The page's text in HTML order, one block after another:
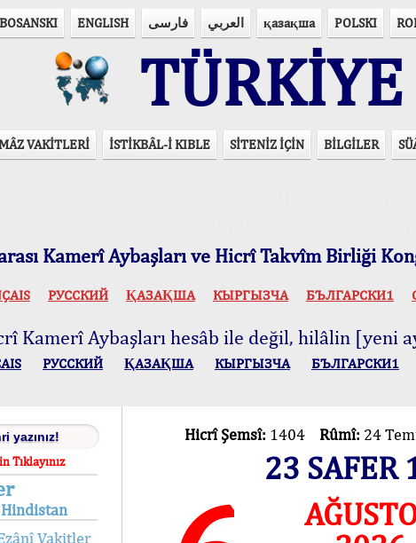
BOSANSKI ENGLISH فارسی العربي қазақша POLSKI
VAKİTLERİ İSTİKBÂL-İ KIBLE SİTENİZ İÇİN BİLGİLER
Kamerî Aybaşları ve Hicrî Takvîm Birliği
РУССКИЙ ҚАЗАҚША КЫPГЫЗЧA БЪЛГАРСКИ1
Kamerî Aybaşları hesâb ile değil, hilâlin [yeni
РУССКИЙ ҚАЗАҚША КЫPГЫЗЧA БЪЛГАРСКИ1
Tıklayınız
Vakitler
Hicrî Şemsî: 1404 Rûmî: 24
23 SAFER